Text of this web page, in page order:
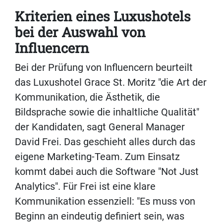
Kriterien eines Luxushotels
bei der Auswahl von
Influencern
Bei der Prüfung von Influencern beurteilt
das Luxushotel Grace St. Moritz "die Art der
Kommunikation, die Ästhetik, die
Bildsprache sowie die inhaltliche Qualität"
der Kandidaten, sagt General Manager
David Frei. Das geschieht alles durch das
eigene Marketing-Team. Zum Einsatz
kommt dabei auch die Software "Not Just
Analytics". Für Frei ist eine klare
Kommunikation essenziell: "Es muss von
Beginn an eindeutig definiert sein, was